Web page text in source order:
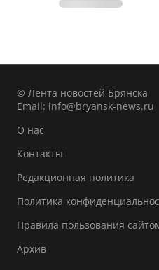
© Лента новостей Брянска
Email: info@bryansk-news.ru
О нас
Контакты
Редакционная политика
Политика
Правила пользования
Архив